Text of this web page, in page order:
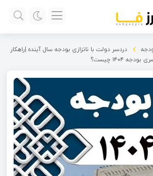
دردسر دولت با ناتزازی بودجه سال آینده |راهکار
۱۴۰۴ چیست؟